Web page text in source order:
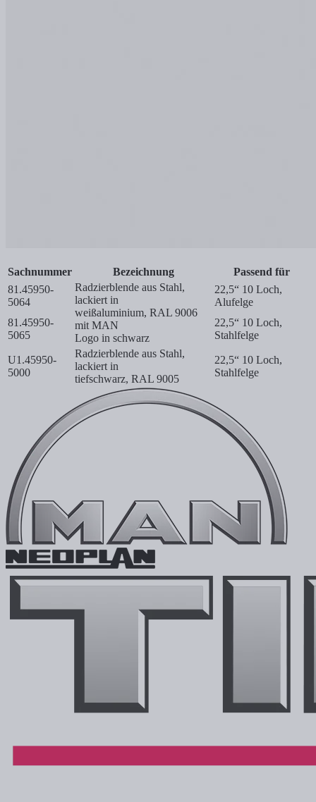
Sachnummer Bezeichnung
Passend für
81.45950-
5064
Radzierblende aus Stahl,
lackiert in
weißaluminium, RAL 9006
mit MAN
Logo in schwarz
22,5“ 10 Loch,
Alufelge
81.45950-
5065
22,5“ 10 Loch,
Stahlfelge
U1.45950-
5000
Radzierblende aus Stahl,
lackiert in
tiefschwarz, RAL 9005
22,5“ 10 Loch,
Stahlfelge